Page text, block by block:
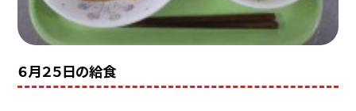
６月２５日の給食